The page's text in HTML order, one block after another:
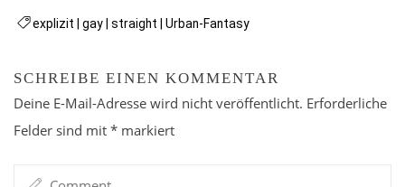
explizit |gay|straight |Urban-Fantasy
SCHREIBE EINEN KOMMENTAR
Deine E-Mail-Adresse wird nicht veröffentlicht. Erforderliche
Felder sind mit* markiert